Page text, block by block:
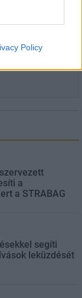
Policy
azadatvédelmi
a
a STRABAG
segíti
leküzdését